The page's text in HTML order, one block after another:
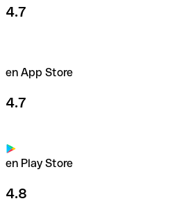
4.7
en App Store
4.7
en Play Store
4.8